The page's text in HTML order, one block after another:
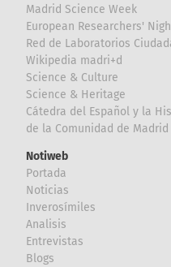
Madrid Science Week
European Researchers'
Red de Laboratorios
Wikipedia madri+d
Science & Culture
Science & Heritage
Cátedra del Español y la
de la Comunidad de Madrid
Notiweb
Portada
Noticias
Inverosímiles
Analisis
Entrevistas
Blogs